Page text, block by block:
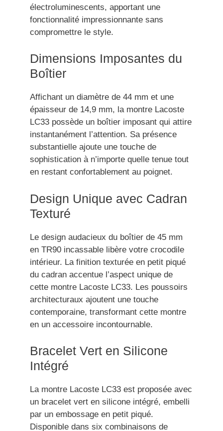
électroluminescents, apportant une
fonctionnalité impressionnante sans
compromettre le style.
Dimensions Imposantes du
Boîtier
Affichant un diamètre de 44 mm et une
épaisseur de 14,9 mm, la montre Lacoste
LC33 possède un boîtier imposant qui attire
instantanément l’attention. Sa présence
substantielle ajoute une touche de
sophistication à n’importe quelle tenue tout
en restant confortablement au poignet.
Design Unique avec Cadran
Texturé
Le design audacieux du boîtier de 45 mm
en TR90 incassable libère votre crocodile
intérieur. La finition texturée en petit piqué
du cadran accentue l’aspect unique de
cette montre Lacoste LC33. Les poussoirs
architecturaux ajoutent une touche
contemporaine, transformant cette montre
en un accessoire incontournable.
Bracelet Vert en Silicone
Intégré
La montre Lacoste LC33 est proposée avec
un bracelet vert en silicone intégré, embelli
par un embossage en petit piqué.
Disponible dans six combinaisons de